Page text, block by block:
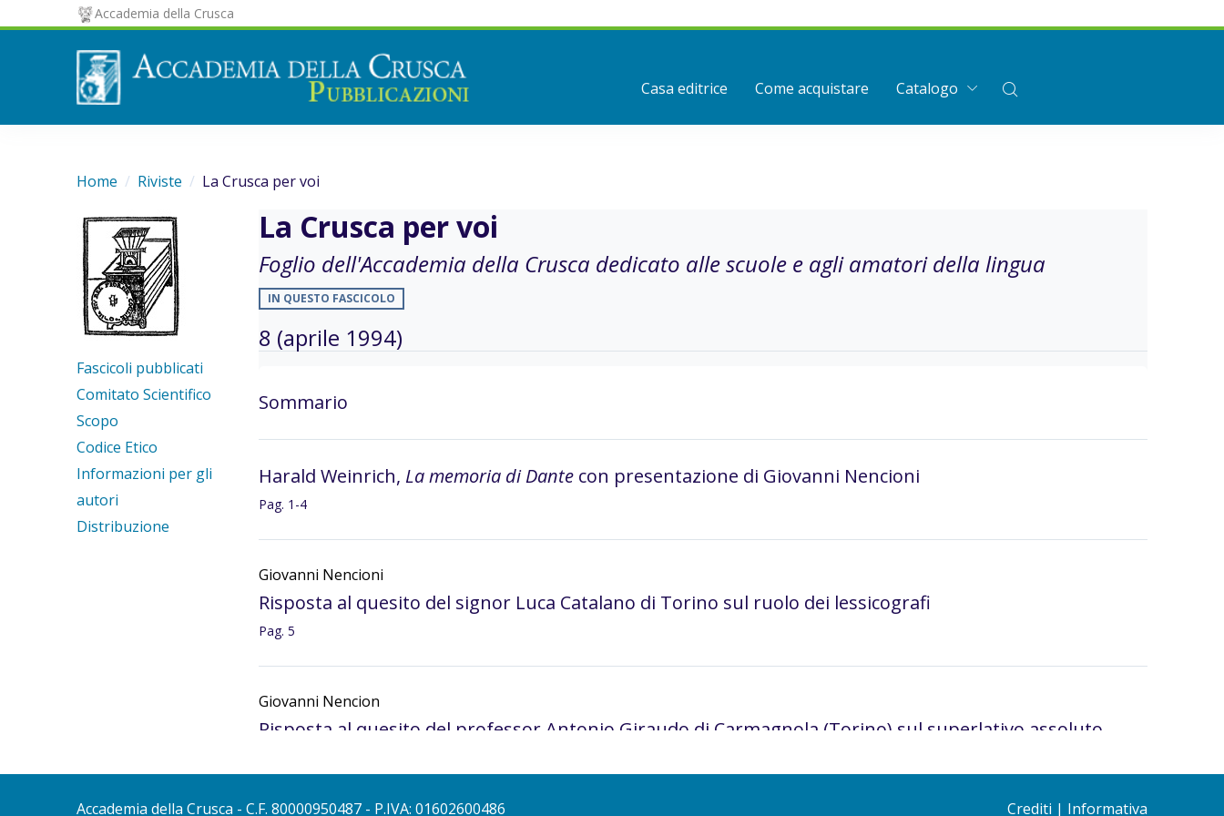
Accademia della Crusca
Casa editrice Come acquistare Catalogo
Home Riviste La Crusca per voi
Fascicoli pubblicati
Comitato Scientifico
Scopo
Codice Etico
Informazioni per gli
autori
Distribuzione
La Crusca per voi
Foglio dell'Accademia della Crusca dedicato alle scuole e agli amatori della lingua
IN QUESTO FASCICOLO
8 (aprile 1994)
Sommario
Harald Weinrich, La memoria di Dante con presentazione di Giovanni Nencioni
Pag. 1-4
Giovanni Nencioni
Risposta al quesito del signor Luca Catalano di Torino sul ruolo dei lessicografi
Pag. 5
Giovanni Nencion
Risposta al quesito del professor Antonio Giraudo di Carmagnola (Torino) sul superlativo assoluto
Pag. 5-6
Accademia della Crusca - C.F. 80000950487 - P.IVA: 01602600486 Crediti | Informativa